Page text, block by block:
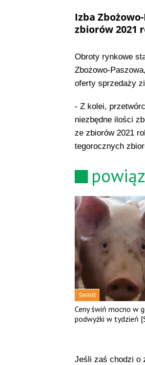
Izba
zbiorów 2021
Obroty rynkowe
Zbożowo-
oferty sprzedaży
- Z kolei,
niezbędne ilości
ze zbiorów 2021
tegorocznych
ŚWINIE
Ceny świń mocno w
podwyżki w tydzień
Jeśli zaś chodzi o